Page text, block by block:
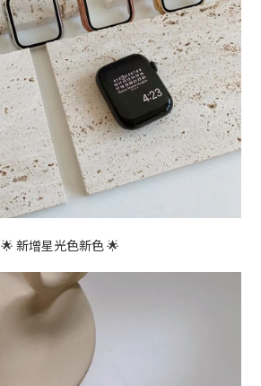
🌟 新增星光色新色 🌟